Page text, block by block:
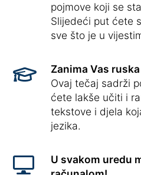
pojmove koji se
Slijedeći put ćete
sve što je u
Zanima Vas
Ovaj tečaj sadrži
ćete lakše učiti i
tekstove i djela
jezika.
U svakom uredu